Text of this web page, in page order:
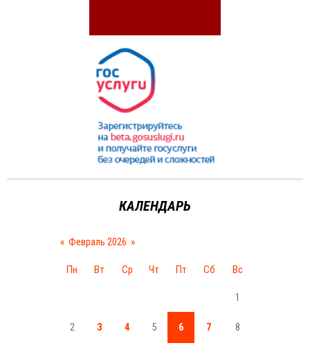
КАЛЕНДАРЬ
« Февраль 2026 »
Пн Вт Ср Чт Пт Сб Вс
1
2 3 4 5 6 7 8